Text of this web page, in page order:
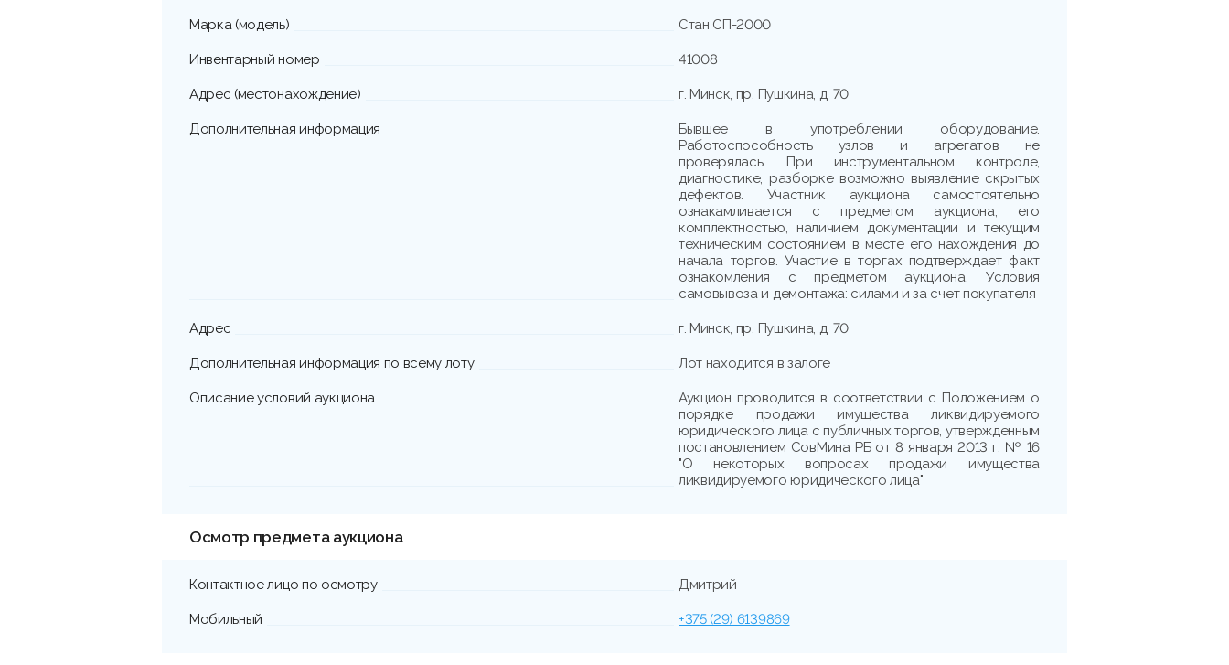
Марка (модель) Стан СП-2000
Инвентарный номер 41008
Адрес (местонахождение) г. Минск, пр. Пушкина, д. 70
Дополнительная информация
Бывшее в употреблении оборудование.
Работоспособность узлов и агрегатов не
проверялась. При инструментальном контроле,
диагностике, разборке возможно выявление скрытых
дефектов. Участник аукциона самостоятельно
ознакамливается с предметом аукциона, его
комплектностью, наличием документации и текущим
техническим состоянием в месте его нахождения до
начала торгов. Участие в торгах подтверждает факт
ознакомления с предметом аукциона. Условия
самовывоза и демонтажа: силами и за счет покупателя
Адрес г. Минск, пр. Пушкина, д. 70
Дополнительная информация по всему лоту Лот находится в залоге
Описание условий аукциона
Аукцион проводится в соответствии с Положением о
порядке продажи имущества ликвидируемого
юридического лица с публичных торгов, утвержденным
постановлением СовМина РБ от 8 января 2013 г. № 16
"О некоторых вопросах продажи имущества
ликвидируемого юридического лица"
Осмотр предмета аукциона
Контактное лицо по осмотру Дмитрий
Мобильный +375 (29) 6139869